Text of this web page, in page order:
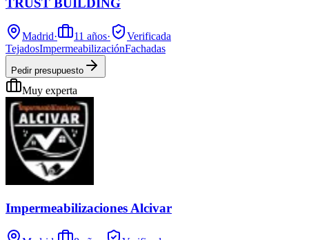
TRUST BUILDING
Madrid· 11 años·
Verificada
TejadosImpermeabilizaciónFachadas
Pedir presupuesto
Muy experta
Impermeabilizaciones Alcivar